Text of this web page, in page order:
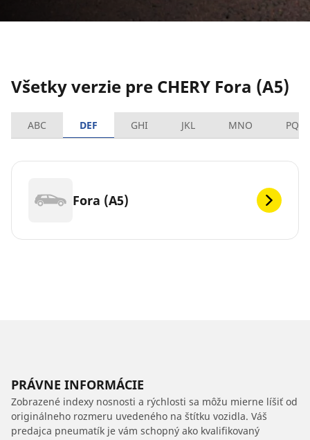
Všetky verzie pre CHERY Fora (A5)
ABC DEF GHI JKL MNO PQRS
Fora (A5)
PRÁVNE INFORMÁCIE
Zobrazené indexy nosnosti a rýchlosti sa môžu mierne líšiť od
originálneho rozmeru uvedeného na štítku vozidla. Váš
predajca pneumatík je vám schopný ako kvalifikovaný